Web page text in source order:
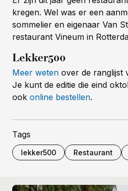
kregen. Wel was er een
sommelier en eigenaar Van
restaurant Vineum in
Lekker500
Meer weten over de ranglijst
Je kunt de editie die eind
ook online bestellen.
Tags
lekker500 Restaurant